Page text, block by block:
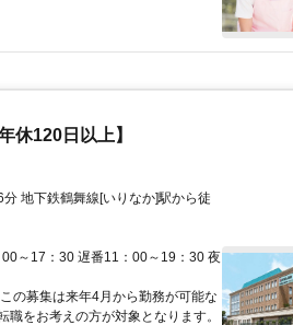
120日以上】
～17：30 遅番11：00～19：30 夜
募集は来年4月から勤務が可能な
をお考えの方が対象となります。